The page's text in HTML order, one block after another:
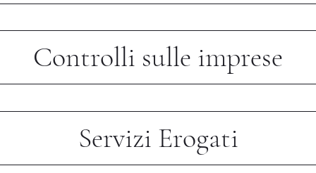
Controlli sulle imprese
Servizi Erogati